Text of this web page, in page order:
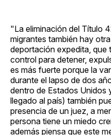
"La eliminación del Título
migrantes también hay
deportación expedita, que
control para detener,
es más fuerte porque la
durante el lapso de dos
dentro de Estados Unidos
llegado al país) también
presencia de un juez, a
persona tiene un miedo
además piensa que este